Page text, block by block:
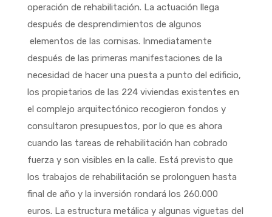
operación de rehabilitación. La actuación llega
después de desprendimientos de algunos
elementos de las cornisas. Inmediatamente
después de las primeras manifestaciones de la
necesidad de hacer una puesta a punto del edificio,
los propietarios de las 224 viviendas existentes en
el complejo arquitectónico recogieron fondos y
consultaron presupuestos, por lo que es ahora
cuando las tareas de rehabilitación han cobrado
fuerza y son visibles en la calle. Está previsto que
los trabajos de rehabilitación se prolonguen hasta
final de año y la inversión rondará los 260.000
euros. La estructura metálica y algunas viguetas del